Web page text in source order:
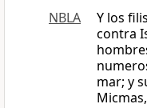
NBLA
Y los
contra
mar; y